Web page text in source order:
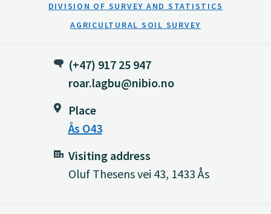
DIVISION OF SURVEY AND STATISTICS
AGRICULTURAL SOIL SURVEY
(+47) 917 25 947
roar.lagbu@nibio.no
Place
Ås O43
Visiting address
Oluf Thesens vei 43, 1433 Ås